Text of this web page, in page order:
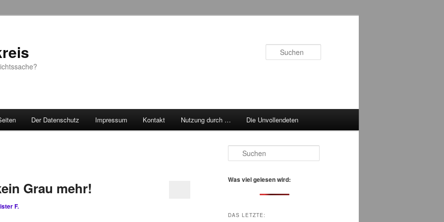
Der Datenschutz Impressum Kontakt Nutzung durch … Die Unvollendeten
Grau mehr!
F.
u
h
Was viel gelesen wird:
DAS LETZTE: